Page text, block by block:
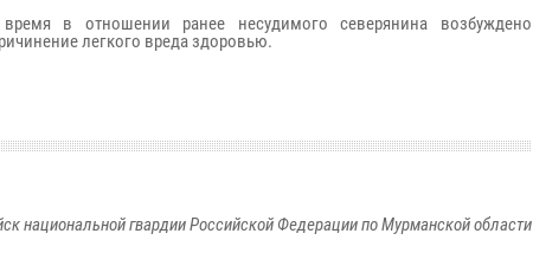
в отношении ранее несудимого северянина возбуждено
легкого вреда здоровью.
национальной гвардии Российской Федерации по Мурманской области